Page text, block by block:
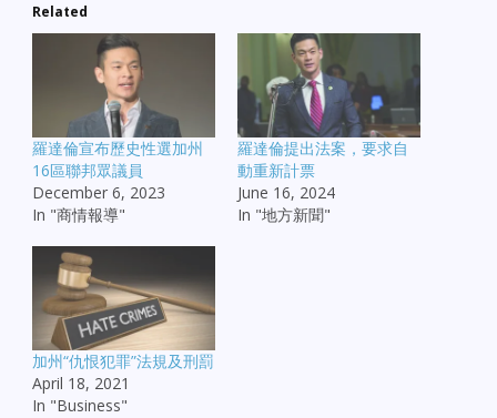
Related
羅達倫宣布歷史性選加州
16區聯邦眾議員
December 6, 2023
In "商情報導"
羅達倫提出法案，要求自
動重新計票
June 16, 2024
In "地方新聞"
加州“仇恨犯罪”法規及刑罰
April 18, 2021
In "Business"